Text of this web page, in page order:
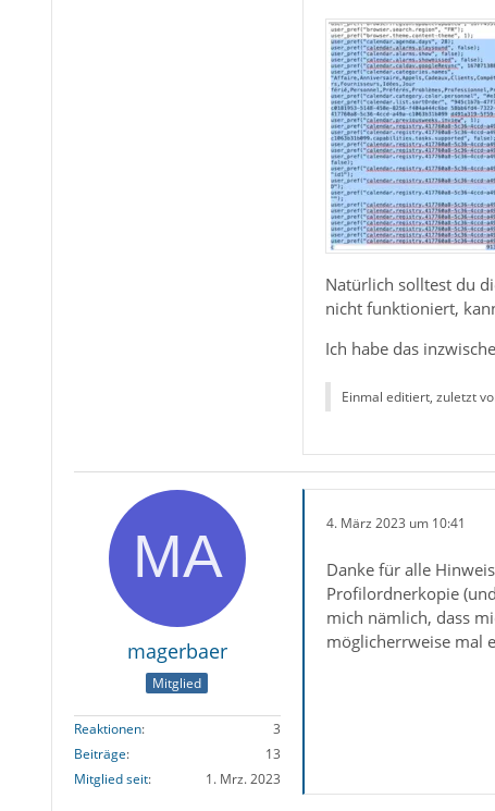
Natürlich solltest du
nicht funktioniert,
Ich habe das
Einmal editiert, zuletzt
magerbaer
Mitglied
Reaktionen
3
Beiträge
13
Mitglied seit
1. Mrz. 2023
4. März 2023 um 10:41
Danke für alle
Profilordnerkopie
mich nämlich, dass
möglicherrweise mal